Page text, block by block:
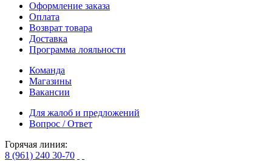
Оформление заказа
Оплата
Возврат товара
Доставка
Программа лояльности
Команда
Магазины
Вакансии
Для жалоб и предложений
Вопрос / Ответ
Горячая линия:
8 (961) 240 30-70